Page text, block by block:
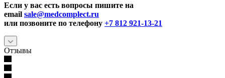
Если у вас есть вопросы пишите на
email sale@medcomplect.ru
или позвоните по телефону +7 812 921-13-21
Отзывы